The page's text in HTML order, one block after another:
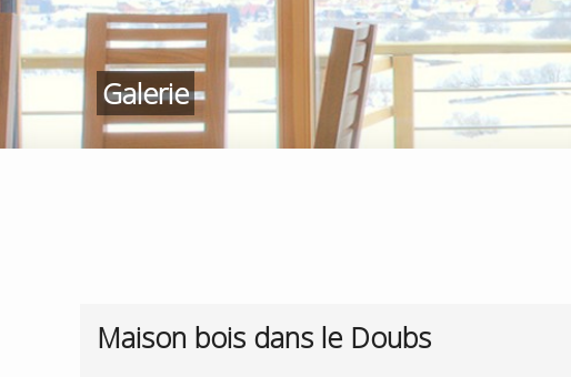
Galerie
Maison bois dans le Doubs